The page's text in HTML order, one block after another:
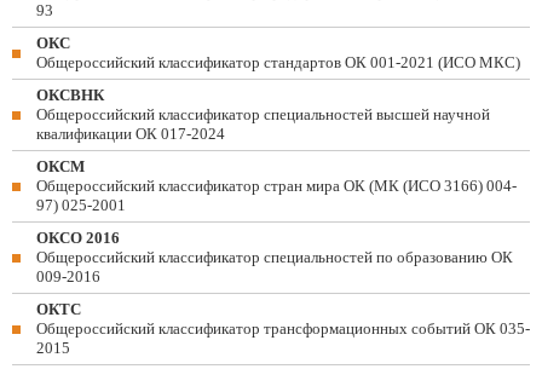
93
ОКС
Общероссийский классификатор стандартов ОК 001-2021 (ИСО МКС)
ОКСВНК
Общероссийский классификатор специальностей высшей научной
квалификации ОК 017-2024
ОКСМ
Общероссийский классификатор стран мира ОК (МК (ИСО 3166) 004-
97) 025-2001
ОКСО 2016
Общероссийский классификатор специальностей по образованию ОК
009-2016
ОКТС
Общероссийский классификатор трансформационных событий ОК 035-
2015